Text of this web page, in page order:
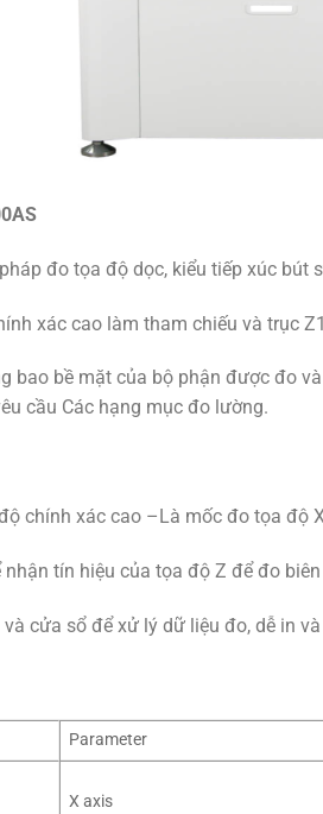
đo tọa độ dọc, kiểu tiếp xúc bút
xác cao làm tham chiếu và trục
bao bề mặt của bộ phận được đo
cầu Các hạng mục đo lường.
chính xác cao –Là mốc đo tọa độ
tín hiệu của tọa độ Z để đo
cửa sổ để xử lý dữ liệu đo, dễ in
Parameter
Xaxis